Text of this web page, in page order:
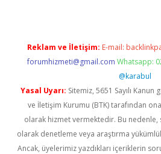
Reklam ve İletişim: E-mail:
forumhizmeti@gmail.com Whatsapp:
@karabul
Yasal Uyarı: Sitemiz, 5651 Sayılı
ve İletişim Kurumu (BTK) tarafından
olarak hizmet vermektedir. Bu
olarak denetleme veya araştırma
Ancak, üyelerimiz yazdıkları içeriklerin